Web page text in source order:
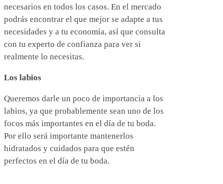
necesarios en todos los casos. En el mercado
podrás encontrar el que mejor se adapte a tus
necesidades y a tu economía, así que consulta
con tu experto de confianza para ver si
realmente lo necesitas.
Los labios
Queremos darle un poco de importancia a los
labios, ya que probablemente sean uno de los
focos más importantes en el día de tu boda.
Por ello será importante mantenerlos
hidratados y cuidados para que estén
perfectos en el día de tu boda.